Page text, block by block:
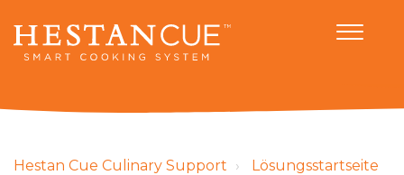
Hestan Cue Culinary Support
Lösungsstartseite